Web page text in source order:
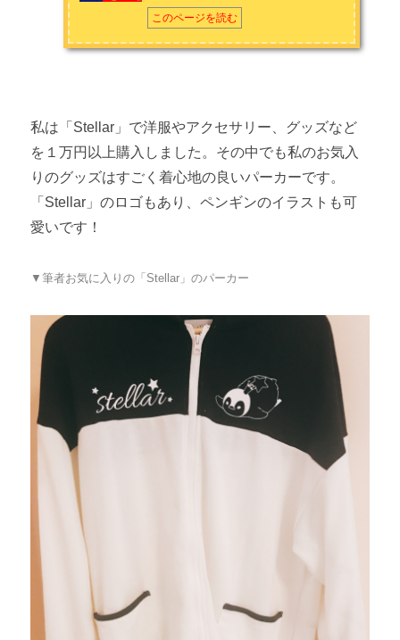
このページを読む
私は「Stellar」で洋服やアクセサリー、グッズなど
を１万円以上購入しました。その中でも私のお気入
りのグッズはすごく着心地の良いパーカーです。
「Stellar」のロゴもあり、ペンギンのイラストも可
愛いです！
▼筆者お気に入りの「Stellar」のパーカー